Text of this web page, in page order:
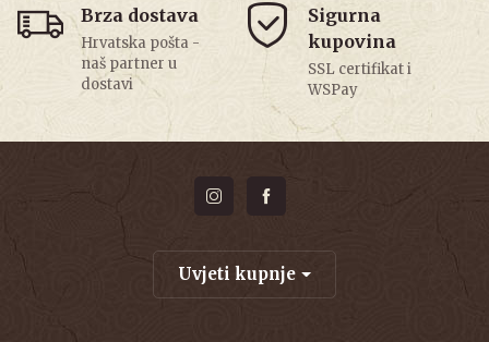
Brza dostava
Hrvatska pošta -
naš partner u
dostavi
Sigurna
kupovina
SSL certifikat i
WSPay
Uvjeti kupnje